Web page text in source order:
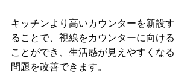
キッチンより高いカウンターを新設す
ることで、視線をカウンターに向ける
ことができ、生活感が見えやすくなる
問題を改善できます。